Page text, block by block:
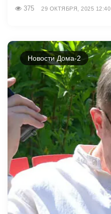
375 29 ОКТЯБРЯ, 2025 12:40
Новости Дома-2